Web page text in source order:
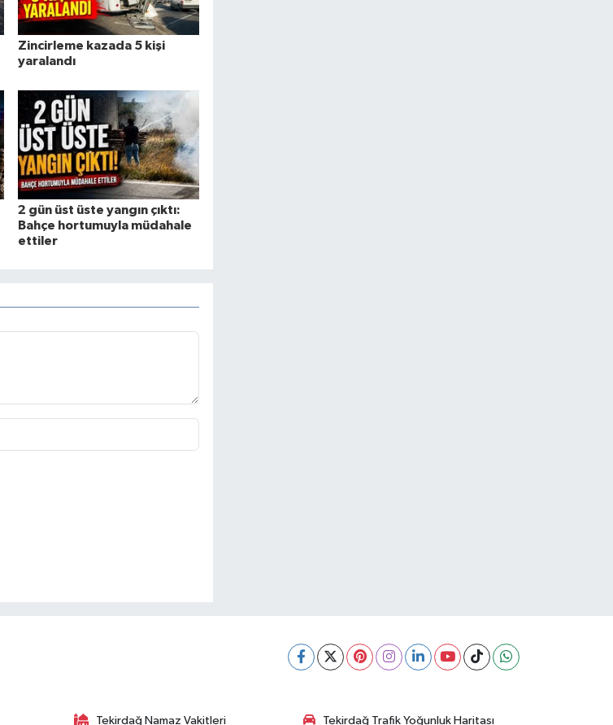
Zincirleme kazada 5 kişi
yaralandı
2 gün üst üste yangın çıktı:
Bahçe hortumuyla müdahale
ettiler
Tekirdağ Namaz Vakitleri Tekirdağ Trafik Yoğunluk Haritası